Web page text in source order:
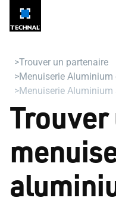
Trouver un partenaire
Menuiserie Aluminium
Menuiserie Aluminium
Trouver